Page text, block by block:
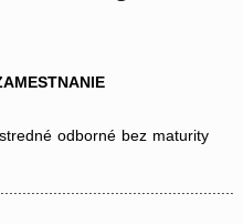
odborné bez maturity